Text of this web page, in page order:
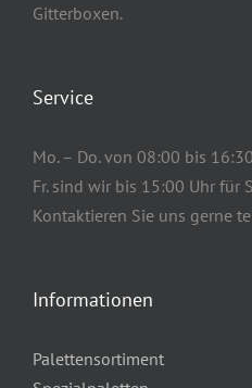
Gitterboxen.
Service
Mo. – Do. von 08:00 bis
Fr. sind wir bis 15:00 Uhr für
Kontaktieren Sie uns gerne
Informationen
Palettensortiment